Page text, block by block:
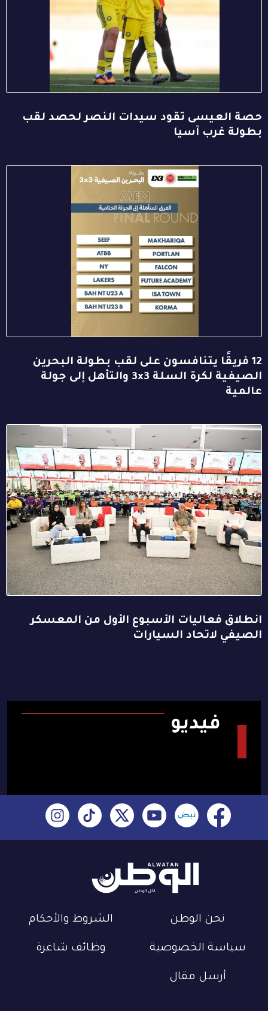
حصة العيسى تقود سيدات النصر لحصد لقب
بطولة غرب آسيا
12 فريقًا يتنافسون على لقب بطولة البحرين
الصيفية لكرة السلة 3x3 والتأهل إلى جولة
عالمية
انطلاق فعاليات الأسبوع الأول من المعسكر
الصيفي لاتحاد السيارات
فيديو
نحن الوطن الشروط والأحكام
سياسة الخصوصية وظائف شاغرة
أرسل مقال